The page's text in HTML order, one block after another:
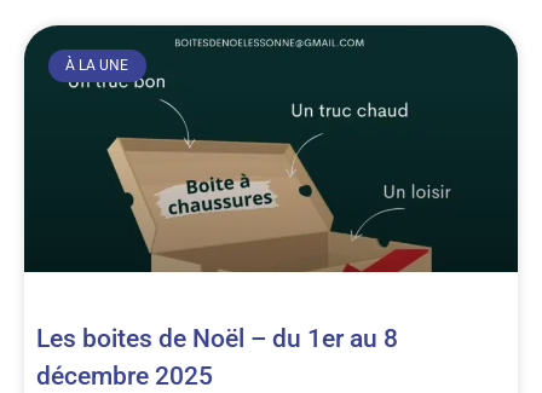
À LA UNE
Les boites de Noël – du 1er au 8
décembre 2025